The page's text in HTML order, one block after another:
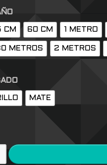
CM 60 CM 1 METRO
METROS 2 METROS
MATE